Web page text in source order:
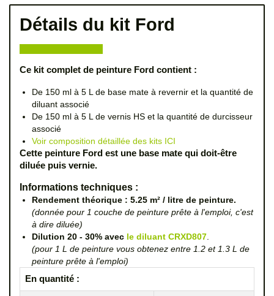
Détails du kit Ford
Ce kit complet de peinture Ford contient :
De 150 ml à 5 L de base mate à revernir et la quantité de
diluant associé
De 150 ml à 5 L de vernis HS et la quantité de durcisseur
associé
Voir composition détaillée des kits ICI
Cette peinture Ford est une base mate qui doit-être
diluée puis vernie.
Informations techniques :
Rendement théorique : 5.25 m² / litre de peinture.
(donnée pour 1 couche de peinture prête à l'emploi, c'est
à dire diluée)
Dilution 20 - 30% avec le diluant CRXD807.
(pour 1 L de peinture vous obtenez entre 1.2 et 1.3 L de
peinture prête à l'emploi)
En quantité :